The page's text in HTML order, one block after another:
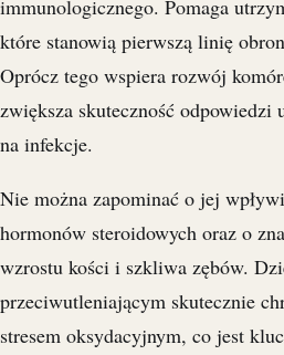
immunologicznego. Pomaga
które stanowią pierwszą linię
Oprócz tego wspiera rozwój
zwiększa skuteczność odpowiedzi
na infekcje.
Nie można zapominać o jej
hormonów steroidowych oraz o
wzrostu kości i szkliwa zębów.
przeciwutleniającym skutecznie
stresem oksydacyjnym, co jest